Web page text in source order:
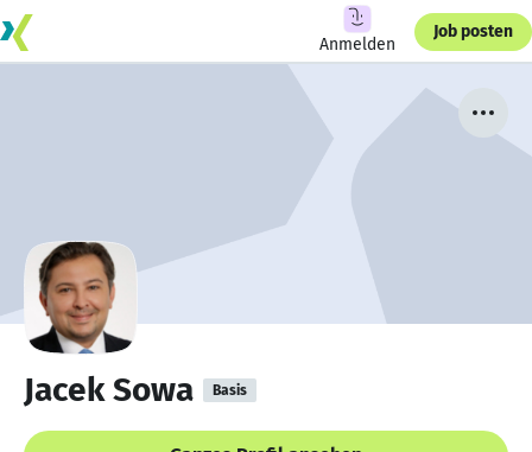
Anmelden
Job posten
Jacek Sowa Basis